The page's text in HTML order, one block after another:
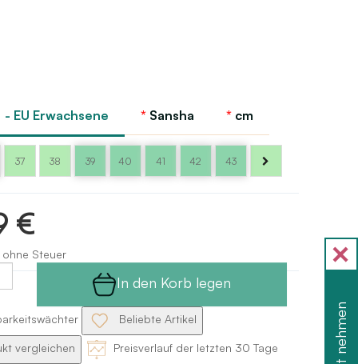
EU Erwachsene Sansha cm
37 38 39 40 41 42 43
€
Steuer
In den Korb legen
Beliebte Artikel
vergleichen Preisverlauf der letzten 30 Tage